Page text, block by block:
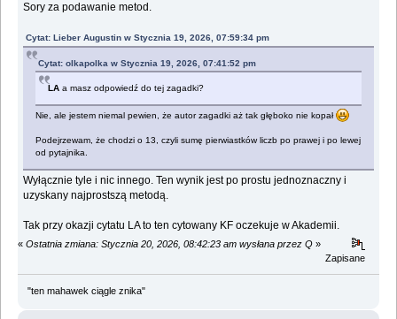
Sory za podawanie metod.
Cytat: Lieber Augustin w Stycznia 19, 2026, 07:59:34 pm
Cytat: olkapolka w Stycznia 19, 2026, 07:41:52 pm
LAa masz odpowiedź do tej zagadki?
Nie, ale jestem niemal pewien, że autor zagadki aż tak głęboko nie kopał
Podejrzewam, że chodzi o 13, czyli sumę pierwiastków liczb po prawej i po lewej
od pytajnika.
Wyłącznie tyle i nic innego. Ten wynik jest po prostu jednoznaczny i
uzyskany najprostszą metodą.
Tak przy okazji cytatu LA to ten cytowany KF oczekuje w Akademii.
« Ostatnia zmiana: Stycznia 20, 2026, 08:42:23 am wysłana przez Q »
Zapisane
"ten mahawek ciągle znika"